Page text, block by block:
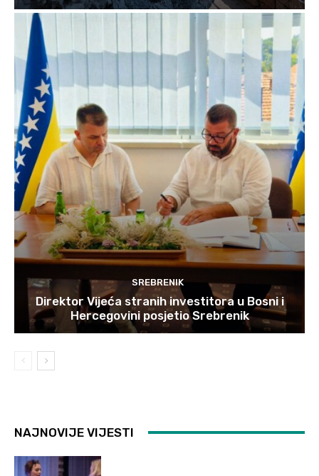
SREBRENIK
Direktor Vijeća stranih investitora u Bosni i
Hercegovini posjetio Srebrenik
NAJNOVIJE VIJESTI